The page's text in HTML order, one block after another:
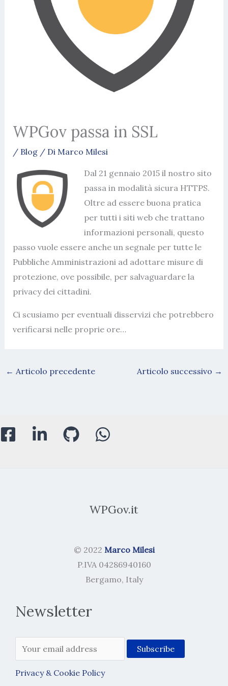
WPGov passa in SSL
/ Blog/ Di Marco Milesi
Dal 21 gennaio 2015 il nostro sito
passa in modalità sicura HTTPS.
Oltre ad essere buona pratica
per tutti i siti web che trattano
informazioni personali, questo
passo vuole essere anche un segnale per tutte le
Pubbliche Amministrazioni ad adottare misure di
protezione, ove possibile, per salvaguardare la
privacy dei cittadini.
Ci scusiamo per eventuali disservizi che potrebbero
verificarsi nelle proprie ore…
← Articolo precedente Articolo successivo →
WPGov.it
© 2022 Marco Milesi
P.IVA 04286940160
Bergamo, Italy
Newsletter
Privacy & Cookie Policy